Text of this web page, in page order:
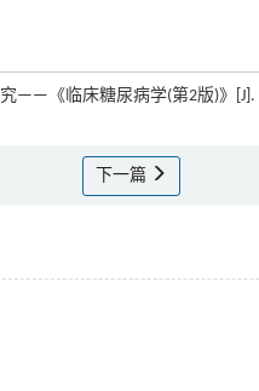
——《临床糖尿病学(第2版)》[J].
下一篇